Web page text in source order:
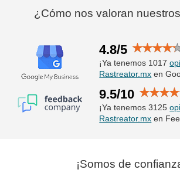
¿Cómo nos valoran
4.8/5
¡Ya tenemos 1017
Rastreator.mx en
9.5/10
¡Ya tenemos 3125
Rastreator.mx en
¡Somos de